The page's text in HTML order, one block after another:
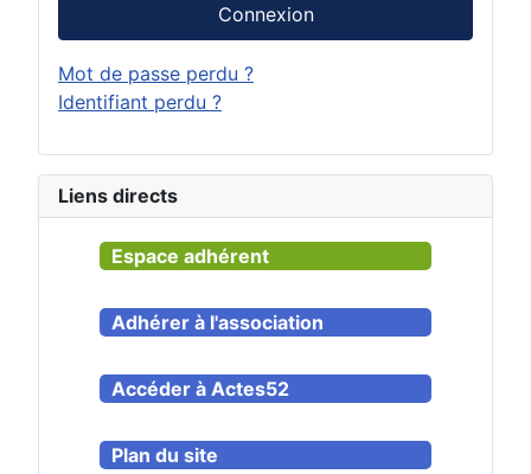
Connexion
Mot de passe perdu ?
Identifiant perdu ?
Liens directs
Espace adhérent
Adhérer à l'association
Accéder à Actes52
Plan du site